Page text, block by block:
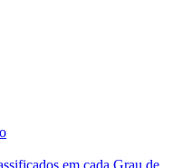
em cada Grau de